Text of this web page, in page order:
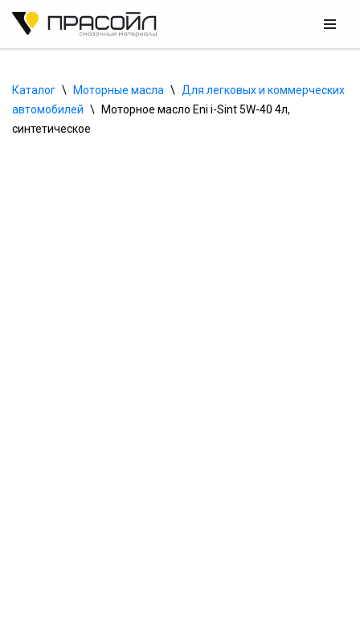
содержимому
Каталог \ Моторные масла \
Для легковых и коммерческих
автомобилей \
Моторное масло Eni i-Sint 5W-40 4л,
синтетическое